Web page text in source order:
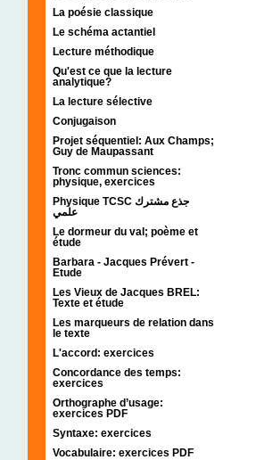
La poésie classique
Le schéma actantiel
Lecture méthodique
Qu'est ce que la lecture
analytique?
La lecture sélective
Conjugaison
Projet séquentiel: Aux Champs;
Guy de Maupassant
Tronc commun sciences:
physique, exercices
Physique TCSC جذع مشترك
علمي
Le dormeur du val; poème et
étude
Barbara - Jacques Prévert -
Etude
Les Vieux de Jacques BREL:
Texte et étude
Les marqueurs de relation dans
le texte
L'accord: exercices
Concordance des temps:
exercices
Orthographe d’usage:
exercices PDF
Syntaxe: exercices
Vocabulaire: exercices PDF